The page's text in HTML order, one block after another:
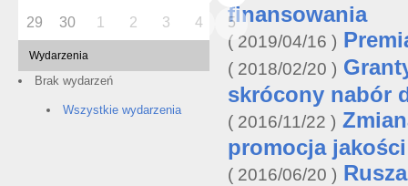
29 30 1 2 3 4 5
Wydarzenia
Brak wydarzeń
Wszystkie wydarzenia
finansowania
2019/04/16
2018/02/20
skrócony nabór
2016/11/22
promocja
2016/06/20